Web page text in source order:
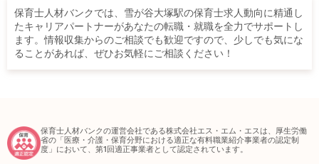
保育士人材バンクでは、雪が谷大塚駅の保育士求人動向に精通し
たキャリアパートナーがあなたの転職・就職を全力でサポートし
ます。情報収集からのご相談でも歓迎ですので、少しでも気にな
ることがあれば、ぜひお気軽にご相談ください！
保育士人材バンクの運営会社である株式会社エス・エム・エスは、厚生労働
省の「医療・介護・保育分野における適正な有料職業紹介事業者の認定制
度」において、第1回適正事業者として認定されています。